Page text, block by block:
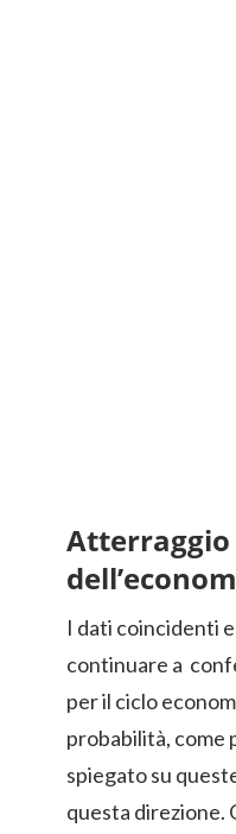
I dati coincidenti
continuare a
per il ciclo
probabilità, come
spiegato su
questa direzione.